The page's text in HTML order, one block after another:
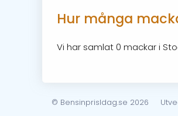
Hur många
Vi har samlat 0 mackar i
© BensinprisIdag.se 2026